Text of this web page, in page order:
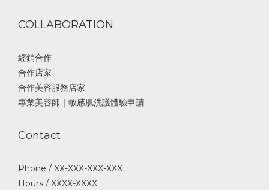
COLLABORATION
經銷合作
合作店家
合作美容服務店家
專業美容師｜敏感肌洗護體驗申請
Contact
Phone / XX-XXX-XXX-XXX
Hours / XXXX-XXXX